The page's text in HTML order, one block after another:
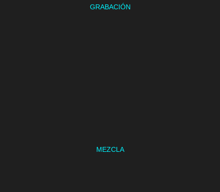
GRABACIÓN
MEZCLA